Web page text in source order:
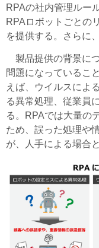
RPAの社内管理ルー
RPAロボットごとの
を提供する。さらに
製品提供の背景に
問題になっているこ
えば、ウイルスによ
る異常処理、従業員
る。RPAでは大量の
ため、誤った処理や
が、人手による場合